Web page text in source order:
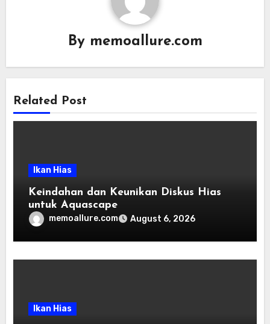
By memoallure.com
Related Post
Ikan Hias
Keindahan dan Keunikan Diskus Hias
untuk Aquascape
memoallure.com August 6, 2026
Ikan Hias